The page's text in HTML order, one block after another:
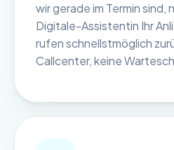
wir gerade im Termin sind,
Digitale-Assistentin Ihr
rufen schnellstmöglich
Callcenter, keine